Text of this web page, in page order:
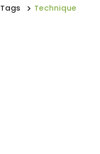
Tags Technique